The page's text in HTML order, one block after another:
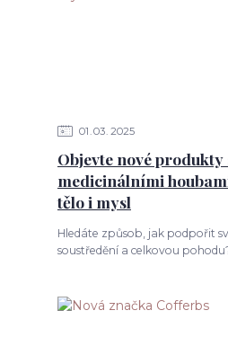
01 03 2025
Objevte nové produkty
medicinálními
tělo i mysl
Hledáte způsob, jak podpořit
soustředění a celkovou